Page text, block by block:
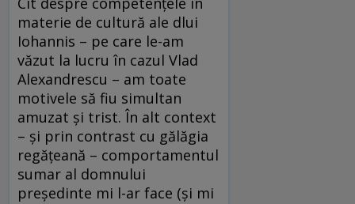
materie de cultură ale dlui
Iohannis – pe care le-am
văzut la lucru în cazul Vlad
Alexandrescu – am toate
motivele să fiu simultan
amuzat şi trist. În alt context
– şi prin contrast cu gălăgia
regăţeană – comportamentul
sumar al domnului
preşedinte mi l-ar face (şi mi